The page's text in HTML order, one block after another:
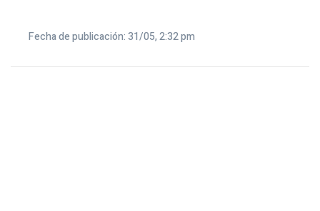
Fecha de publicación: 31/05, 2:32 pm